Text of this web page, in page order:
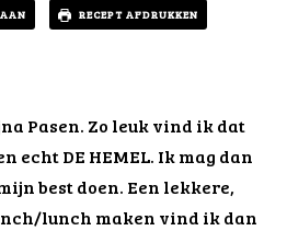
RECEPT AFDRUKKEN
Pasen. Zo leuk vind ik dat
echt DE HEMEL. Ik mag dan
best doen. Een lekkere,
lunch maken vind ik dan